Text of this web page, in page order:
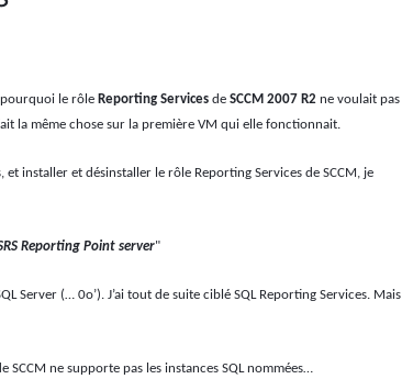
pourquoi le rôle Reporting Services de SCCM 2007 R2 ne voulait pas
la même chose sur la première VM qui elle fonctionnait.
et installer et désinstaller le rôle Reporting Services de SCCM, je
Reporting Point server"
Server (… 0o’). J’ai tout de suite ciblé SQL Reporting Services. Mais
SCCM ne supporte pas les instances SQL nommées…